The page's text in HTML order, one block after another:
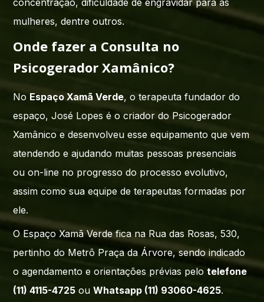
concentração, dificuldade de engravidar para as
mulheres, dentre outros.
Onde fazer a Consulta no
Psicogerador Xamânico?
No Espaço Xamã Verde, o terapeuta fundador do
espaço, José Lopes é o criador do Psicogerador
Xamânico e desenvolveu esse equipamento que vem
atendendo e ajudando muitas pessoas presenciais
ou on-line no progresso do processo evolutivo,
assim como sua equipe de terapeutas formadas por
ele.
O Espaço Xamã Verde fica na Rua das Rosas, 530,
pertinho do Metrô Praça da Árvore, sendo indicado
o agendamento e orientações prévias pelotelefone
(11) 4115-4725 ouWhatsapp (11) 93060-4625.